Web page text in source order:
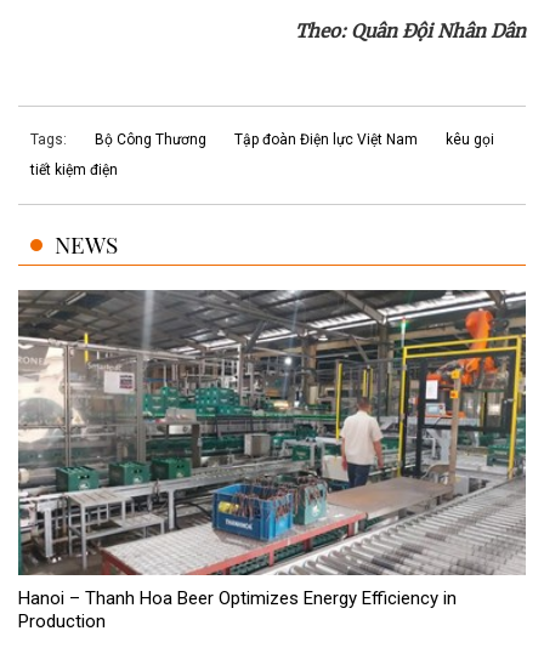
Theo: Quân Đội Nhân Dân
Tags: Bộ Công Thương Tập đoàn Điện lực Việt Nam
kêu gọi
tiết kiệm điện
NEWS
Hanoi – Thanh Hoa Beer Optimizes Energy Efficiency in
Production